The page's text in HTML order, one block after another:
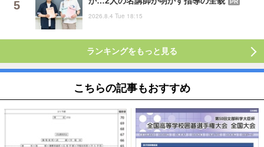
PR
2026.8.4 Tue 18:15
ランキングをもっと見る
こちらの記事もおすすめ